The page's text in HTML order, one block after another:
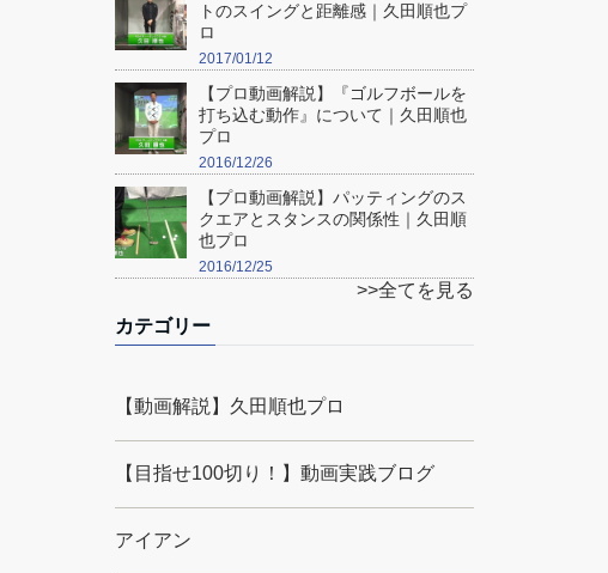
トのスイングと距離感｜久田順也プ
ロ
2017/01/12
【プロ動画解説】『ゴルフボールを
打ち込む動作』について｜久田順也
プロ
2016/12/26
【プロ動画解説】パッティングのス
クエアとスタンスの関係性｜久田順
也プロ
2016/12/25
>>全てを見る
カテゴリー
【動画解説】久田順也プロ
【目指せ100切り！】動画実践ブログ
アイアン